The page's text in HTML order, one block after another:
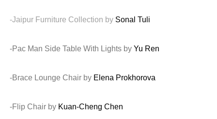
-Jaipur Furniture Collection by Sonal Tuli
-Pac Man Side Table With Lights by Yu Ren
-Brace Lounge Chair by Elena Prokhorova
-Flip Chair by Kuan-Cheng Chen